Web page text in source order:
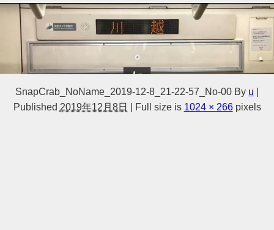
SnapCrab_NoName_2019-12-8_21-22-57_No-00 By u
Published 2019年12月8日 Full size is 1024 × 266pixels